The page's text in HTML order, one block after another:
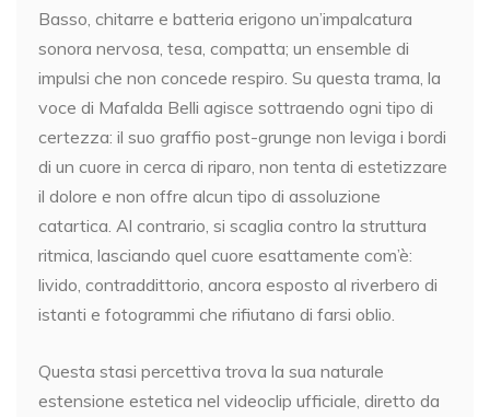
Basso, chitarre e batteria erigono un’impalcatura
sonora nervosa, tesa, compatta; un ensemble di
impulsi che non concede respiro. Su questa trama, la
voce di Mafalda Belli agisce sottraendo ogni tipo di
certezza: il suo graffio post-grunge non leviga i bordi
di un cuore in cerca di riparo, non tenta di estetizzare
il dolore e non offre alcun tipo di assoluzione
catartica. Al contrario, si scaglia contro la struttura
ritmica, lasciando quel cuore esattamente com’è:
livido, contraddittorio, ancora esposto al riverbero di
istanti e fotogrammi che rifiutano di farsi oblio.
Questa stasi percettiva trova la sua naturale
estensione estetica nel videoclip ufficiale, diretto da